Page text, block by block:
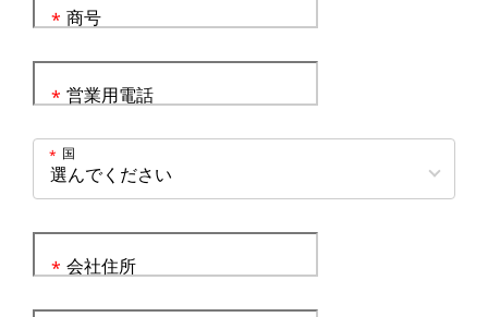
商号
*
営業用電話
*
国
*
会社住所
*